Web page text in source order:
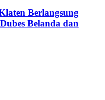
Berlangsung
Belanda dan